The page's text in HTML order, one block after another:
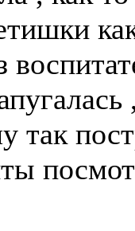
так